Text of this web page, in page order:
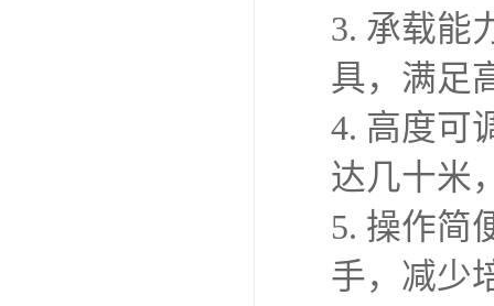
3. 承载能
具，满足
4. 高度可
达几十米
5. 操作简
手，减少